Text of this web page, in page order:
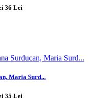
36 Lei
Maria Surd...
35 Lei